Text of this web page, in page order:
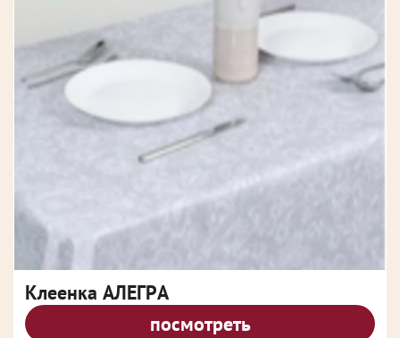
Клеенка АЛЕГРА
посмотреть